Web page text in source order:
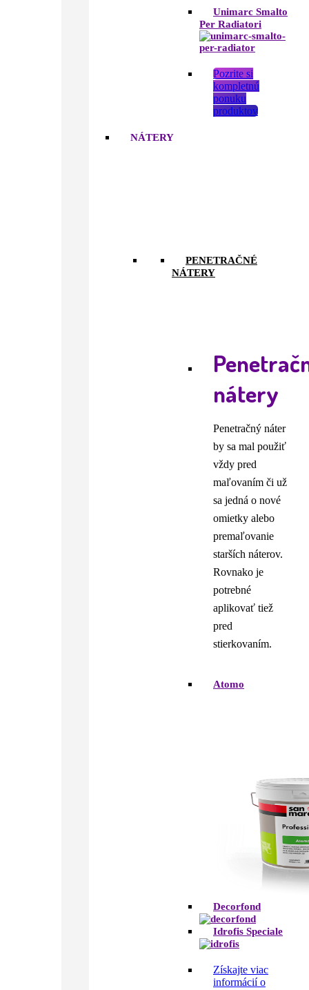
Unimarc Smalto
Per Radiatori
Pozrite si
kompletnú
ponuku
produktov
NÁTERY
PENETRAČNÉ
NÁTERY
nátery
Penetračný náter
by sa mal použiť
vždy pred
maľovaním či už
sa jedná o nové
omietky alebo
premaľovanie
starších náterov.
Rovnako je
potrebné
aplikovať tiež
pred
stierkovaním.
Atomo
Decorfond
Idrofis Speciale
Získajte viac
informácií o